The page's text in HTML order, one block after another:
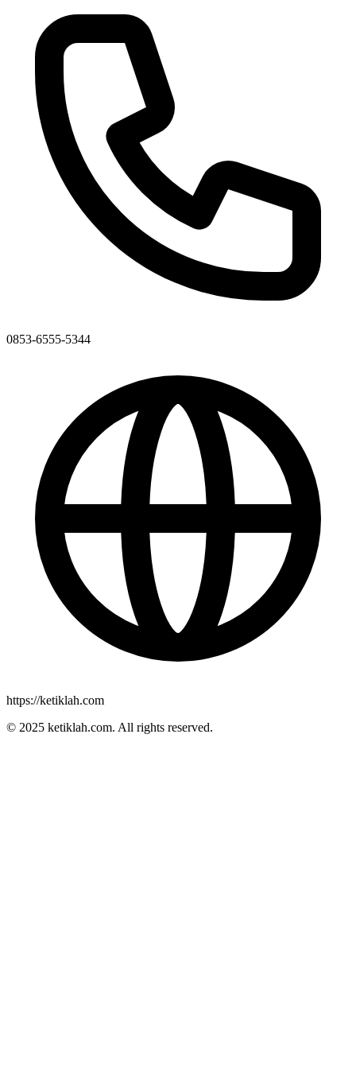
0853-6555-5344
https://ketiklah.com
© 2025 ketiklah.com. All rights reserved.